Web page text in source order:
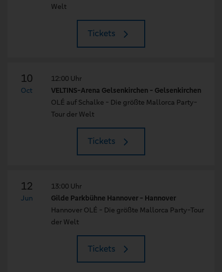
Welt
Tickets
10
Oct
12:00 Uhr
VELTINS-Arena Gelsenkirchen - Gelsenkirchen
OLÉ auf Schalke - Die größte Mallorca Party-
Tour der Welt
Tickets
12
Jun
13:00 Uhr
Gilde Parkbühne Hannover - Hannover
Hannover OLÉ - Die größte Mallorca Party-Tour
der Welt
Tickets